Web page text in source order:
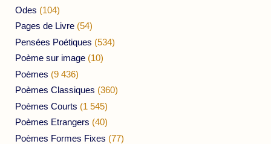
Odes (104)
Pages de Livre (54)
Pensées Poétiques (534)
Poème sur image (10)
Poèmes (9 436)
Poèmes Classiques (360)
Poèmes Courts (1 545)
Poèmes Etrangers (40)
Poèmes Formes Fixes (77)